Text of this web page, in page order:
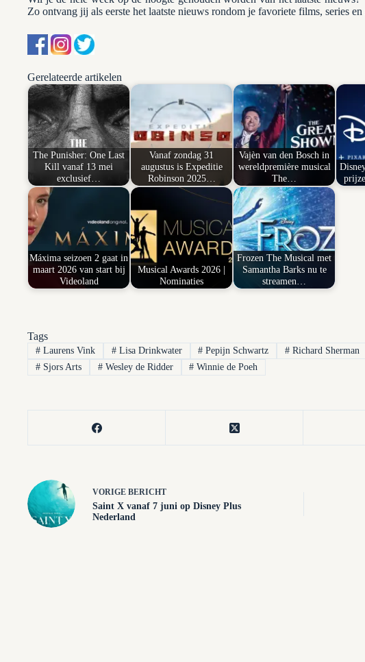
Zo ontvang jij als eerste het laatste nieuws rondom je favoriete films, series en
Gerelateerde artikelen
The Punisher: One Last
Kill vanaf 13 mei
exclusief…
Vanaf zondag 31
augustus is Expeditie
Robinson 2025…
Vajèn van den Bosch in
wereldpremière musical
The…
Máxima seizoen 2 gaat in
maart 2026 van start bij
Videoland
Musical Awards 2026 |
Nominaties
Frozen The Musical met
Samantha Barks nu te
streamen…
Tags
#Laurens Vink #Lisa Drinkwater # Pepijn Schwartz # Richard Sherman
#Sjors Arts #Wesley de Ridder # Winnie de Poeh
VORIGE BERICHT
Saint X vanaf 7 juni op Disney Plus
Nederland